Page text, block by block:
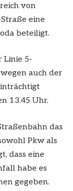
von
eine
beteiligt.
Linie 5-
auch der
13.45 Uhr.
das
Pkw als
dass eine
habe es
gegeben.